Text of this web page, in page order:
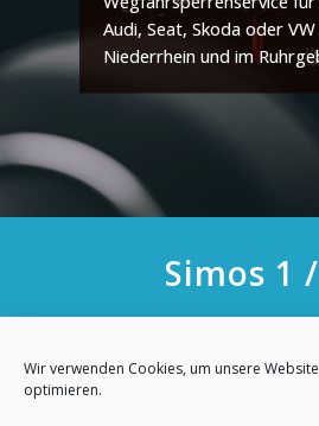
Wir verwenden Cookies, um unsere
optimieren.
Audi, Seat, Skoda oder
Niederrhein und im
Simos 1